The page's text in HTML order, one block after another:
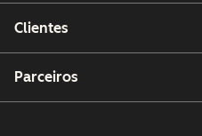
Clientes
Parceiros